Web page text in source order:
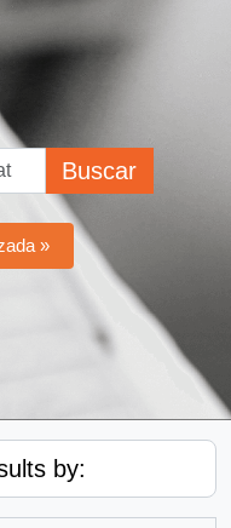
Buscar
»
by: